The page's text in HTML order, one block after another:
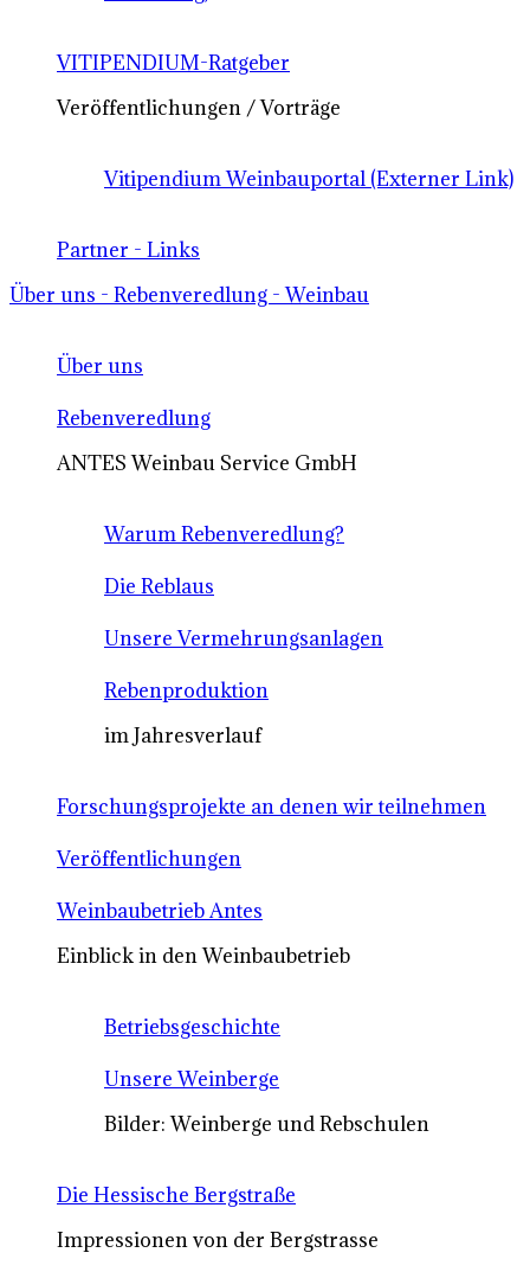
VITIPENDIUM-Ratgeber
Veröffentlichungen / Vorträge
Vitipendium Weinbauportal (Externer Link)
Partner - Links
Über uns - Rebenveredlung - Weinbau
Über uns
Rebenveredlung
ANTES Weinbau Service GmbH
Warum Rebenveredlung?
Die Reblaus
Unsere Vermehrungsanlagen
Rebenproduktion
im Jahresverlauf
Forschungsprojekte an denen wir teilnehmen
Veröffentlichungen
Weinbaubetrieb Antes
Einblick in den Weinbaubetrieb
Betriebsgeschichte
Unsere Weinberge
Bilder: Weinberge und Rebschulen
Die Hessische Bergstraße
Impressionen von der Bergstrasse